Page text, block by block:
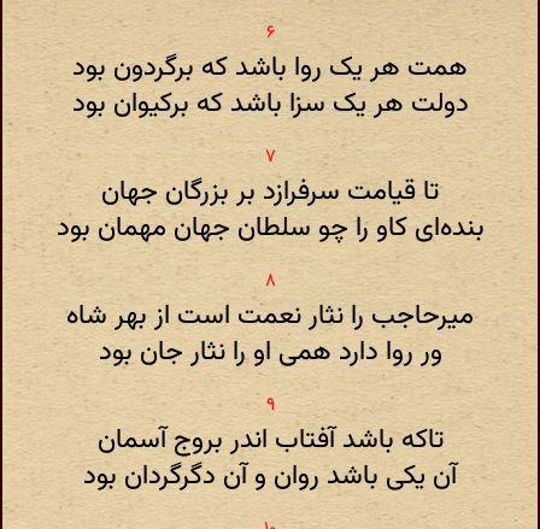
همت هر یک روا باشد که برگردون بود
دولت هر یک سزا باشد که برکیوان بود
تا قیامت سرفرازد بر بزرگان جهان
بنده‌ای کاو را چو سلطان جهان مهمان بود
میرحاجب را نثار نعمت است از بهر شاه
ور روا دارد همی او را نثار جان بود
تاکه باشد آفتاب اندر بروج آسمان
آن یکی باشد روان و آن دگرگردان بود